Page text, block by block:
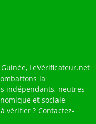
LeVérificateur.net
la
indépendants, neutres
et sociale
vérifier ? Contactez-